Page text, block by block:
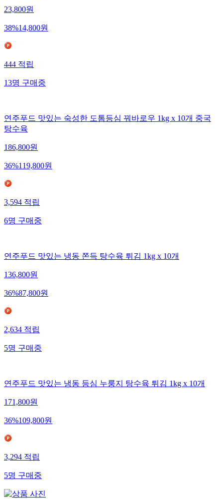
23,800원
38%14,800원
444적립
13명구매중
연주푸드 맛있는 숙성한 도톰등심 꿔바로우 1kg x 10개 중국
탕수육
186,800원
36%119,800원
3,594적립
6명구매중
연주푸드 맛있는 냉동 쫀득 탕수육 튀김 1kg x 10개
136,800원
36%87,800원
2,634적립
5명구매중
연주푸드 맛있는 냉동 등심 누룽지 탕수육 튀김 1kg x 10개
171,800원
36%109,800원
3,294적립
5명구매중